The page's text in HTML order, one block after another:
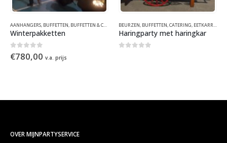
,FUNFOOD,HOLLANDS,KRAAMCONCEPTEN,THEMAFEESTEN & EVENEMENTEN,WINTER,ZOMER
AANHANGERS, BUFFETTEN, BUFFETTEN & CATERING ,CATERING,EETKARREN,EETKRAMEN,
Winterpakketten
0out of 5
€780,00 v.a. prijs
BEURZEN, BUFFETTEN,CATERING, EETKARREN
Haringparty met haringkar
OVER MIJNPARTYSERVICE